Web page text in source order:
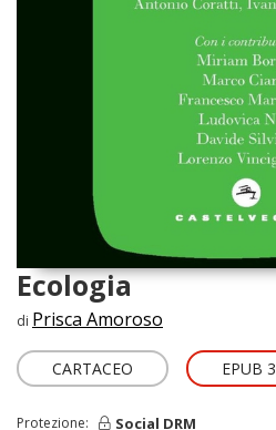
Ecologia
di Prisca Amoroso
CARTACEO EPUB 3
Protezione: Social DRM